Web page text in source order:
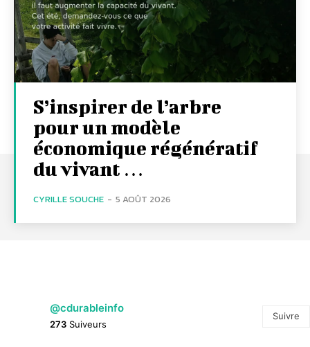
S’inspirer de l’arbre
pour un modèle
économique régénératif
du vivant …
CYRILLE SOUCHE - 5 AOÛT 2026
@cdurableinfo
273 Suiveurs
Suivre